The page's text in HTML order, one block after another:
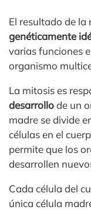
El resultado de la
genéticamente
varias funciones
organismo
La mitosis es
desarrollode un
madre se divide
células en el
permite que los
desarrollen
Cada célula del
única célula